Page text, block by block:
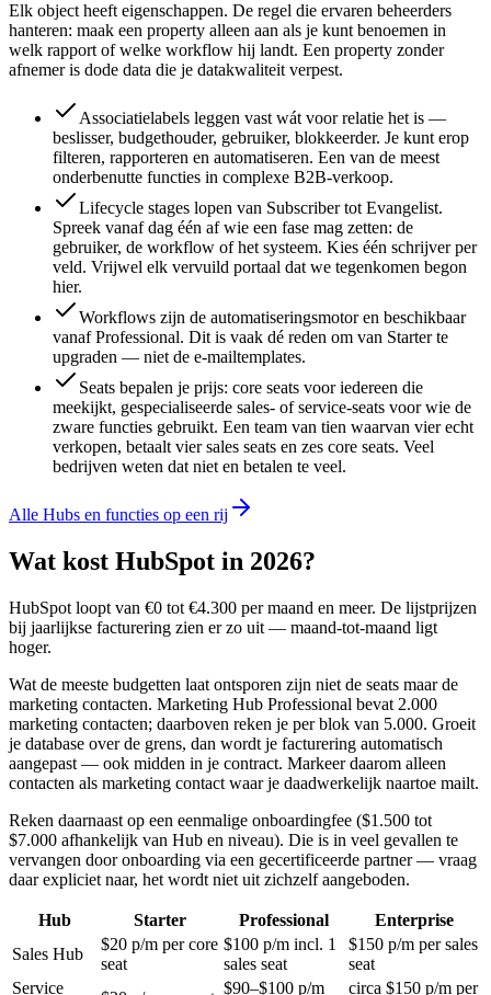
Elk object heeft eigenschappen. De regel die ervaren beheerders
hanteren: maak een property alleen aan als je kunt benoemen in
welk rapport of welke workflow hij landt. Een property zonder
afnemer is dode data die je datakwaliteit verpest.
Associatielabels leggen vast wát voor relatie het is —
beslisser, budgethouder, gebruiker, blokkeerder. Je kunt erop
filteren, rapporteren en automatiseren. Een van de meest
onderbenutte functies in complexe B2B-verkoop.
Lifecycle stages lopen van Subscriber tot Evangelist.
Spreek vanaf dag één af wie een fase mag zetten: de
gebruiker, de workflow of het systeem. Kies één schrijver per
veld. Vrijwel elk vervuild portaal dat we tegenkomen begon
hier.
Workflows zijn de automatiseringsmotor en beschikbaar
vanaf Professional. Dit is vaak dé reden om van Starter te
upgraden — niet de e-mailtemplates.
Seats bepalen je prijs: core seats voor iedereen die
meekijkt, gespecialiseerde sales- of service-seats voor wie de
zware functies gebruikt. Een team van tien waarvan vier echt
verkopen, betaalt vier sales seats en zes core seats. Veel
bedrijven weten dat niet en betalen te veel.
Alle Hubs en functies op een rij
Wat kost HubSpot in 2026?
HubSpot loopt van €0 tot €4.300 per maand en meer. De lijstprijzen
bij jaarlijkse facturering zien er zo uit — maand-tot-maand ligt
hoger.
Wat de meeste budgetten laat ontsporen zijn niet de seats maar de
marketing contacten. Marketing Hub Professional bevat 2.000
marketing contacten; daarboven reken je per blok van 5.000. Groeit
je database over de grens, dan wordt je facturering automatisch
aangepast — ook midden in je contract. Markeer daarom alleen
contacten als marketing contact waar je daadwerkelijk naartoe mailt.
Reken daarnaast op een eenmalige onboardingfee ($1.500 tot
$7.000 afhankelijk van Hub en niveau). Die is in veel gevallen te
vervangen door onboarding via een gecertificeerde partner — vraag
daar expliciet naar, het wordt niet uit zichzelf aangeboden.
Hub Starter Professional
Enterprise
Sales Hub
$20 p/m per core
seat
$100 p/m incl. 1
sales seat
$150 p/m per sales
seat
Service
$90–$100 p/m circa $150 p/m per